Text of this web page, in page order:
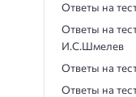
Ответы на
Ответы на
И.С.Шмелев
Ответы на
Ответы на